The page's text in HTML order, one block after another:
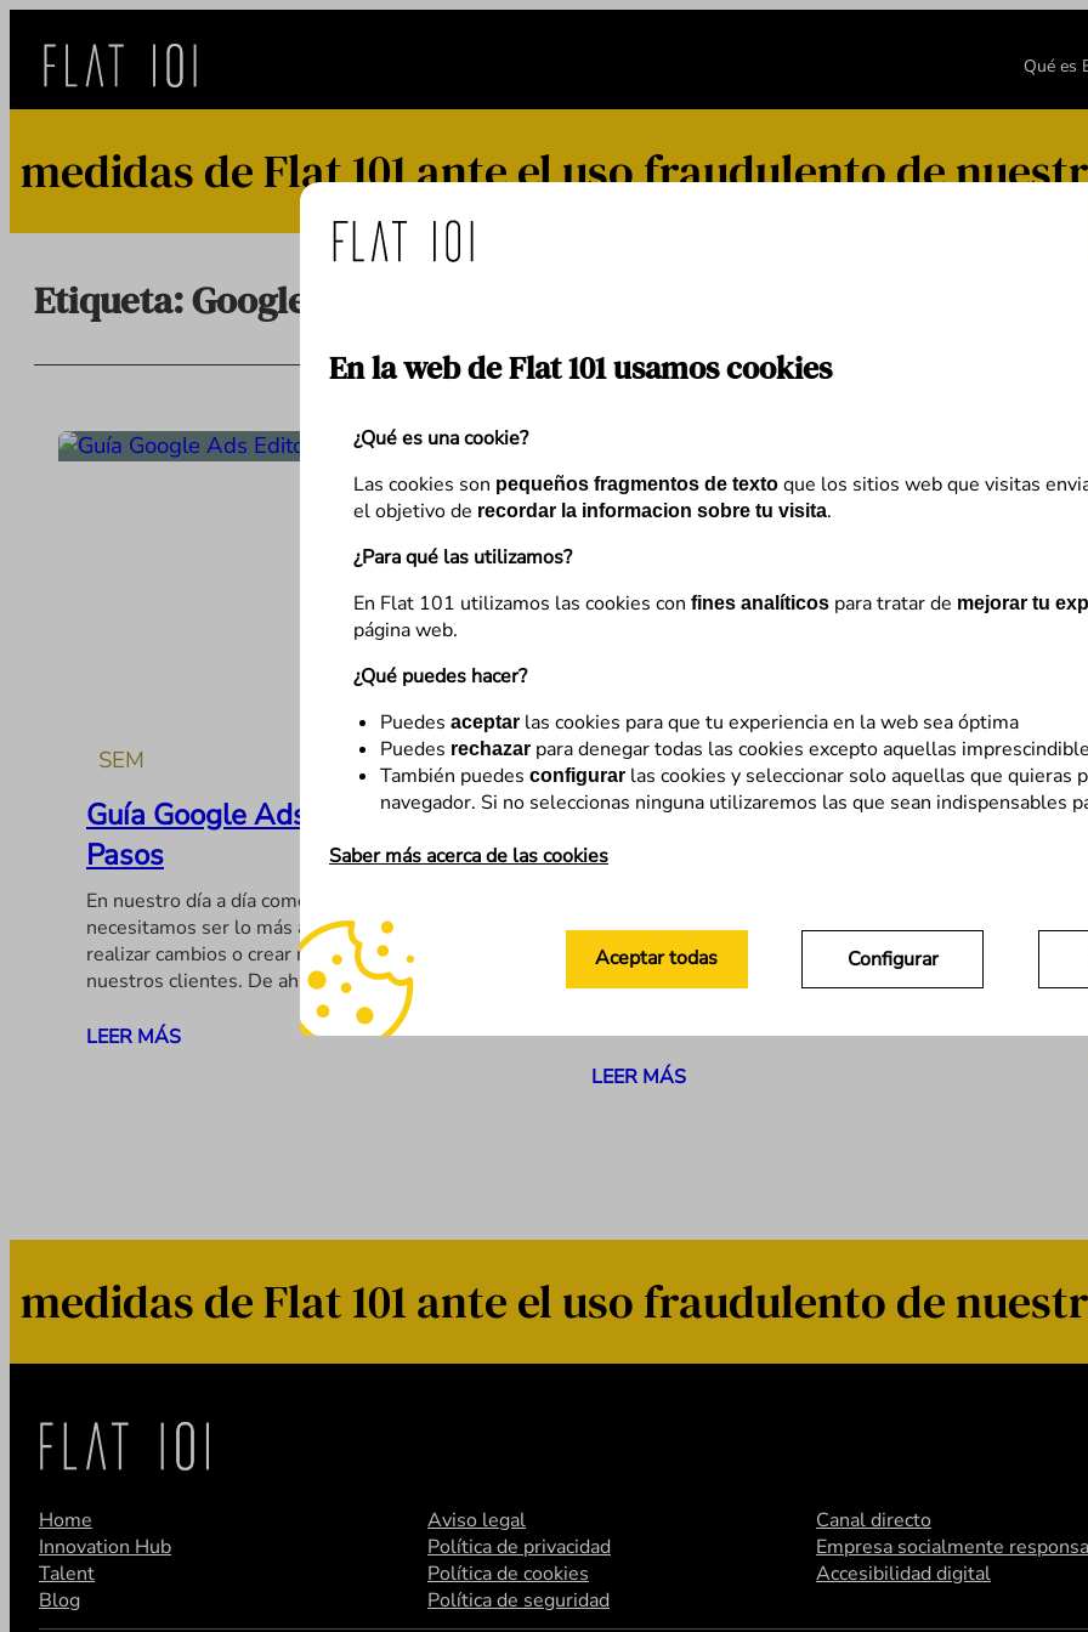
En la web de Flat 101 usamos cookies
¿Qué es una cookie?
Las cookies son pequeños fragmentos de texto que los sitios web que visitas
el objetivo de recordar la informacion sobre tu visita.
¿Para qué las utilizamos?
En Flat 101 utilizamos las cookies con fines analíticos para tratar de mejorar tu
página web.
¿Qué puedes hacer?
Puedes aceptar las cookies para que tu experiencia en la web sea óptima
Puedes rechazar para denegar todas las cookies excepto aquellas
También puedes configurar las cookies y seleccionar solo aquellas que quieras
navegador. Si no seleccionas ninguna utilizaremos las que sean indispensables
Saber más acerca de las cookies
Configurar
Aceptar todas
contenido
Qué es
de Flat 101 ante el uso fraudulento de
Etiqueta:Google AdWords
SEM
Guía Google Ads Editor: Primeros
Pasos
En nuestro día a día como consultores de cuentas
necesitamos ser lo más ágiles posibles a la hora de
realizar cambios o crear nuevas campañas para
nuestros clientes. De ahí, que…
LEER MÁS
SEM
Ad Grants: La publicidad gratuita
de Google no apta para todos los
quizá, ¿has oído hablar de ellas pero no sabes
exactamente cómo funcionan? No te preocupes,
LEER MÁS
de Flat 101 ante el uso fraudulento de
Home
Innovation Hub
Talent
Blog
Aviso legal
Política de privacidad
Política de cookies
Política de seguridad
Canal directo
Empresa socialmente
Accesibilidad digital